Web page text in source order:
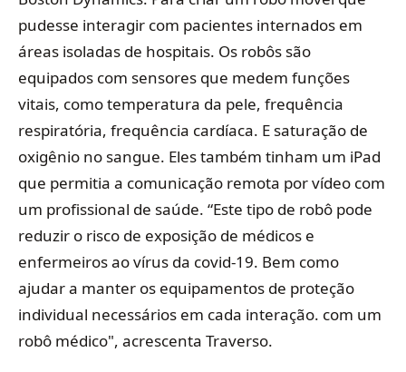
pudesse interagir com pacientes internados em
áreas isoladas de hospitais. Os robôs são
equipados com sensores que medem funções
vitais, como temperatura da pele, frequência
respiratória, frequência cardíaca. E saturação de
oxigênio no sangue. Eles também tinham um iPad
que permitia a comunicação remota por vídeo com
um profissional de saúde. “Este tipo de robô pode
reduzir o risco de exposição de médicos e
enfermeiros ao vírus da covid-19. Bem como
ajudar a manter os equipamentos de proteção
individual necessários em cada interação. com um
robô médico", acrescenta Traverso.